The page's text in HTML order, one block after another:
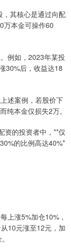
，其核心是通过向配
万本金可操作60
例如，2023年某投
30%后，收益达18
述案例，若股价下
纯本金仅损失2万。
资的投资者中，**仅
的比例高达40%*
上涨5%加仓10%，
10元涨至12元，加